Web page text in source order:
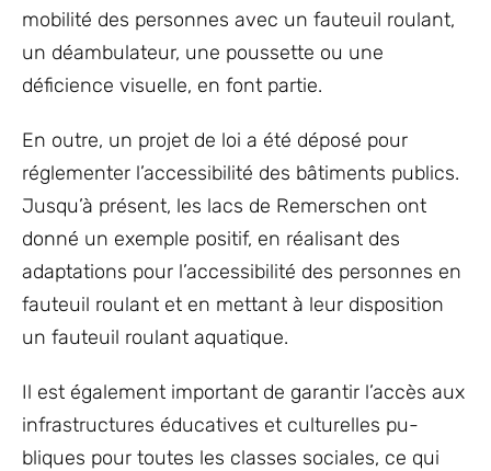
mobilité des personnes avec un fauteuil roulant,
un déambulateur, une poussette ou une
déficience visuelle, en font partie.
En outre, un projet de loi a été déposé pour
réglementer l’accessibilité des bâtiments publics.
Jusqu’à présent, les lacs de Remerschen ont
donné un exemple positif, en réalisant des
adaptations pour l’accessibilité des personnes en
fauteuil roulant et en mettant à leur disposition
un fauteuil roulant aquatique.
Il est également important de garantir l’accès aux
infrastructures éducatives et culturelles pu-
bliques pour toutes les classes sociales, ce qui